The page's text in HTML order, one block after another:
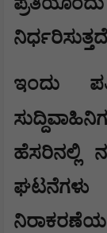
ಇಂದು
ಹೆಸರಿನಲ್ಲಿ